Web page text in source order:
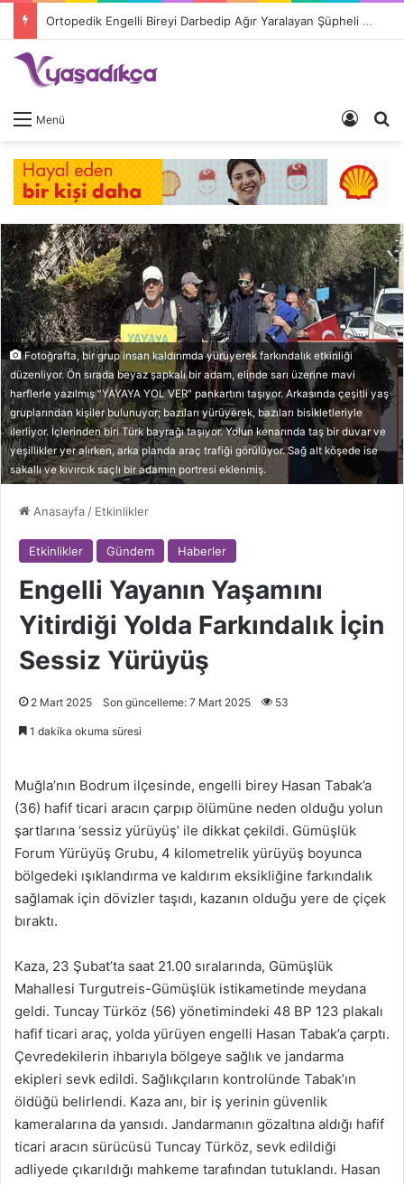
Ortopedik Engelli Bireyi Darbedip Ağır Yaralayan Şüpheli Tutuklandı
Menü Giriş
Fotoğrafta, bir grup insan kaldırımda yürüyerek farkındalık etkinliği
düzenliyor. Ön sırada beyaz şapkalı bir adam, elinde sarı üzerine mavi
harflerle yazılmış "YAYAYA YOL VER" pankartını taşıyor. Arkasında çeşitli yaş
gruplarından kişiler bulunuyor; bazıları yürüyerek, bazıları bisikletleriyle
ilerliyor. İçlerinden biri Türk bayrağı taşıyor. Yolun kenarında taş bir duvar ve
yeşillikler yer alırken, arka planda araç trafiği görülüyor. Sağ alt köşede ise
sakallı ve kıvırcık saçlı bir adamın portresi eklenmiş.
Anasayfa / Etkinlikler
Etkinlikler Gündem Haberler
Engelli Yayanın Yaşamını
Yitirdiği Yolda Farkındalık İçin
Sessiz Yürüyüş
2 Mart 2025 Son güncelleme: 7 Mart 2025 53
1 dakika okuma süresi
Muğla’nın Bodrum ilçesinde, engelli birey Hasan Tabak’a
(36) hafif ticari aracın çarpıp ölümüne neden olduğu yolun
şartlarına ‘sessiz yürüyüş’ ile dikkat çekildi. Gümüşlük
Forum Yürüyüş Grubu, 4 kilometrelik yürüyüş boyunca
bölgedeki ışıklandırma ve kaldırım eksikliğine farkındalık
sağlamak için dövizler taşıdı, kazanın olduğu yere de çiçek
bıraktı.
Kaza, 23 Şubat’ta saat 21.00 sıralarında, Gümüşlük
Mahallesi Turgutreis-Gümüşlük istikametinde meydana
geldi. Tuncay Türköz (56) yönetimindeki 48 BP 123 plakalı
hafif ticari araç, yolda yürüyen engelli Hasan Tabak’a çarptı.
Çevredekilerin ihbarıyla bölgeye sağlık ve jandarma
ekipleri sevk edildi. Sağlıkçıların kontrolünde Tabak’ın
öldüğü belirlendi. Kaza anı, bir iş yerinin güvenlik
kameralarına da yansıdı. Jandarmanın gözaltına aldığı hafif
ticari aracın sürücüsü Tuncay Türköz, sevk edildiği
adliyede çıkarıldığı mahkeme tarafından tutuklandı. Hasan